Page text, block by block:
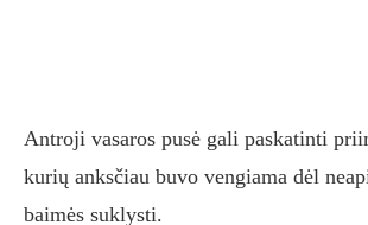
Antroji vasaros pusė gali paskatinti
kurių anksčiau buvo vengiama dėl
baimės suklysti.